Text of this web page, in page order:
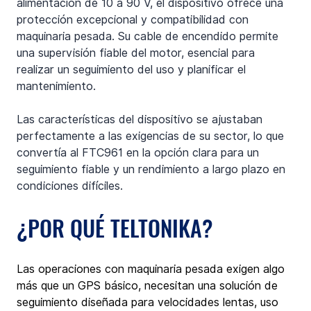
alimentación de 10 a 90 V, el dispositivo ofrece una
protección excepcional y compatibilidad con
maquinaria pesada. Su cable de encendido permite
una supervisión fiable del motor, esencial para
realizar un seguimiento del uso y planificar el
mantenimiento.
Las características del dispositivo se ajustaban
perfectamente a las exigencias de su sector, lo que
convertía al FTC961 en la opción clara para un
seguimiento fiable y un rendimiento a largo plazo en
condiciones difíciles.
¿POR QUÉ TELTONIKA?
Las operaciones con maquinaria pesada exigen algo
más que un GPS básico, necesitan una solución de
seguimiento diseñada para velocidades lentas, uso